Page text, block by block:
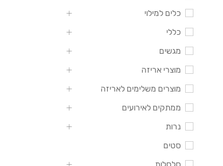
כלים למילוי
כללי
מגשים
מוצרי אריזה
מוצרים משלימים לאריזה
ממתקים לאירועים
נרות
סטים